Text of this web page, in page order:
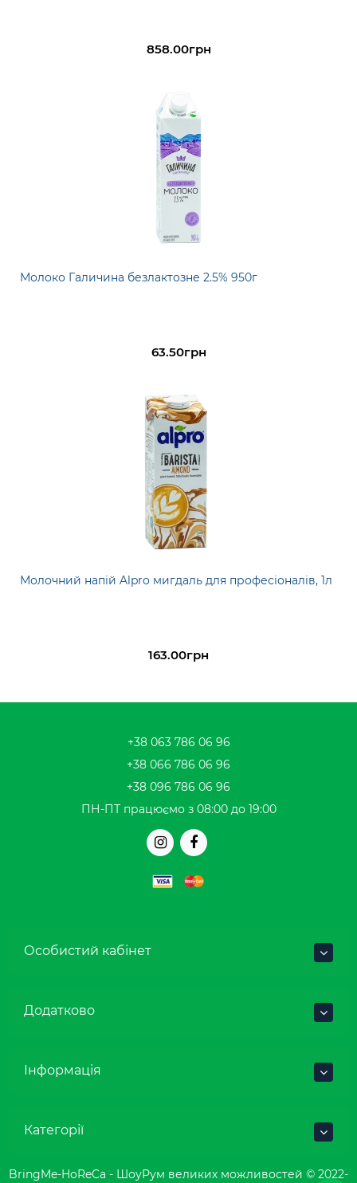
858.00грн
Молоко Галичина безлактозне 2.5% 950г
63.50грн
Молочний напій Alpro мигдаль для професіоналів, 1л
163.00грн
+38 063 786 06 96
+38 066 786 06 96
+38 096 786 06 96
ПН-ПТ працюємо з 08:00 до 19:00
Особистий кабінет
Додатково
Інформація
Категорії
BringMe-HoReCa - ШоуРум великих можливостей © 2022-